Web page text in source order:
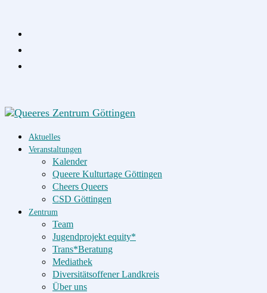
springen
Aktuelles
Veranstaltungen
Kalender
Queere Kulturtage Göttingen
Cheers Queers
CSD Göttingen
Zentrum
Team
Jugendprojekt equity*
Trans*Beratung
Mediathek
Diversitätsoffener Landkreis
Über uns